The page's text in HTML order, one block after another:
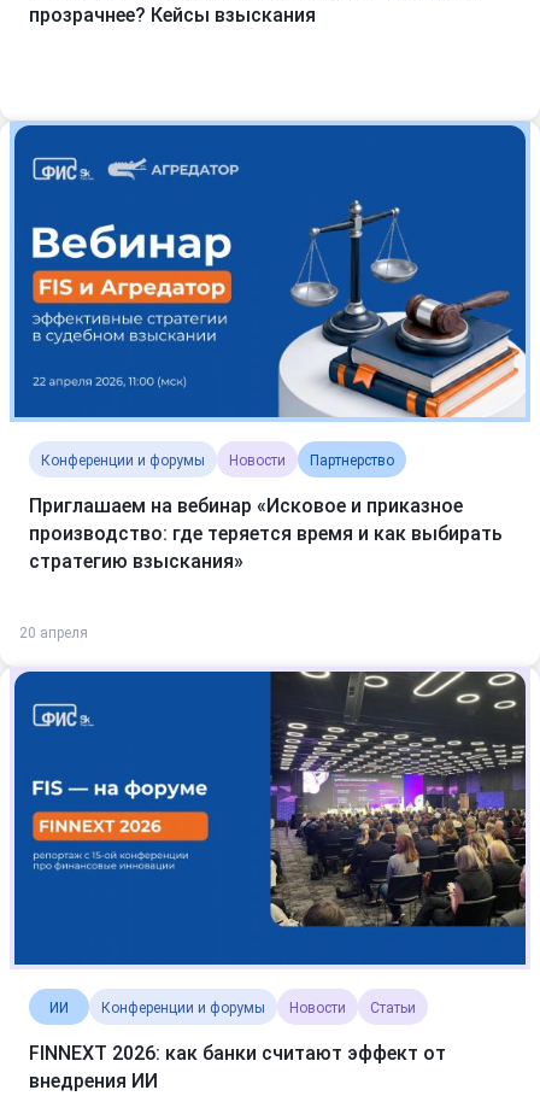
прозрачнее? Кейсы взыскания
Конференции и форумы Новости Партнерство
Приглашаем на вебинар «Исковое и приказное
производство: где теряется время и как выбирать
стратегию взыскания»
20 апреля
ИИ Конференции и форумы Новости Статьи
FINNEXT 2026: как банки считают эффект от
внедрения ИИ